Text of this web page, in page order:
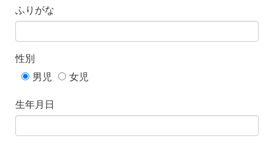
ふりがな
性別
男児
女児
生年月日